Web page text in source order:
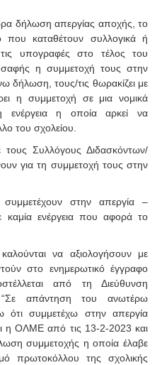
δήλωση απεργίας αποχής, το
που καταθέτουν συλλογικά ή
υπογραφές στο τέλος του
σαφής η συμμετοχή τους στην
τους/τις θωρακίζει με
η συμμετοχή σε μια νομικά
ενέργεια η οποία αρκεί να
του σχολείου.
Συλλόγους Διδασκόντων/
για τη συμμετοχή τους στην
συμμετέχουν στην απεργία –
ενέργεια που αφορά το
να αξιολογήσουν με
στο ενημερωτικό έγγραφο
από τη Διεύθυνση
απάντηση του ανωτέρω
ότι συμμετέχω στην απεργία
η ΟΛΜΕ από τις 13-2-2023 και
συμμετοχής η οποία έλαβε
πρωτοκόλλου της σχολικής